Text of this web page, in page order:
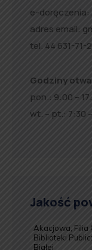
e-doręczenia:
adres email:
tel. 44 631-
Godziny
pon.: 9:00 –
wt. – pt.: 7:30
Jakość